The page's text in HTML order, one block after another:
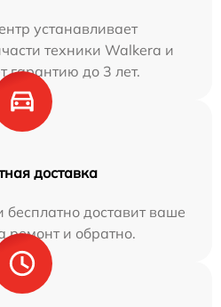
устанавливает
техники Walkera и
гарантию до 3 лет.
доставка
доставит ваше
ремонт и обратно.